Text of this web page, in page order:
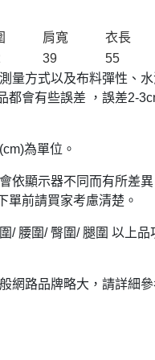
肩寬 衣長
39 55
量方式以及布料彈性、
都會有些誤差 ，誤差2-
為單位。
依顯示器不同而有所差
單前請買家考慮清楚。
/ 腰圍/ 臀圍/ 腿圍 以上品
網路品牌略大，請詳細